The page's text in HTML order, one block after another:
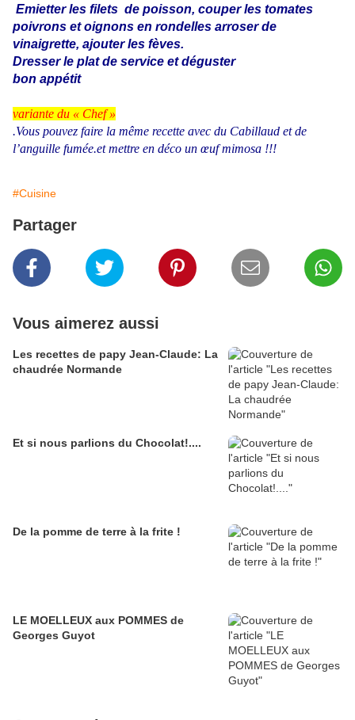
Emietter les filets de poisson, couper les tomates
poivrons et oignons en rondelles arroser de
vinaigrette, ajouter les fèves.
Dresser le plat de service et déguster
bon appétit
variante du « Chef »
.Vous pouvez faire la même recette avec du Cabillaud et de
l’anguille fumée.et mettre en déco un œuf mimosa !!!
#Cuisine
Partager
Vous aimerez aussi
Les recettes de papy Jean-Claude: La
chaudrée Normande
Et si nous parlions du Chocolat!....
De la pomme de terre à la frite !
LE MOELLEUX aux POMMES de
Georges Guyot